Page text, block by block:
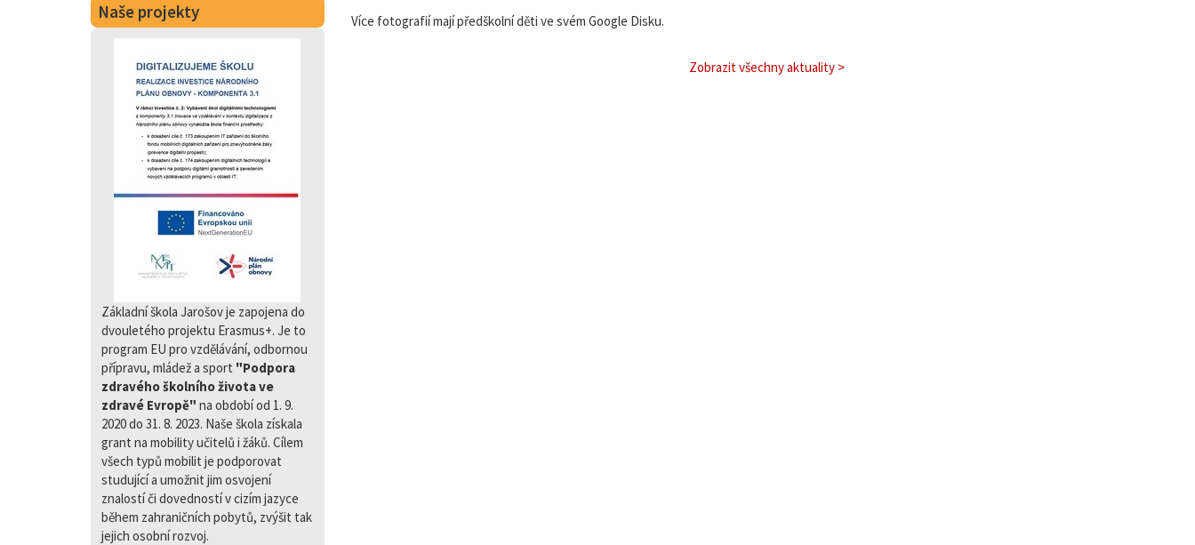
Více fotografií mají předškolní děti ve svém Google Disku.
Zobrazit všechny aktuality >
Naše projekty
Základní škola Jarošov je zapojena do
dvouletého projektu Erasmus+. Je to
program EU pro vzdělávání, odbornou
přípravu, mládež a sport "Podpora
zdravého školního života ve
zdravé Evropě" na období od 1. 9.
2020 do 31. 8. 2023. Naše škola získala
grant na mobility učitelů i žáků. Cílem
všech typů mobilit je podporovat
studující a umožnit jim osvojení
znalostí či dovedností v cizím jazyce
během zahraničních pobytů, zvýšit tak
jejich osobní rozvoj.